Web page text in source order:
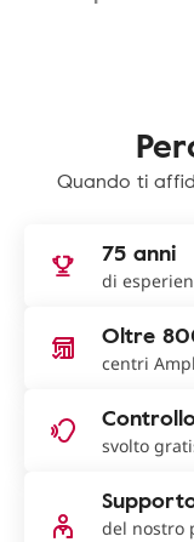
Quando ti
75 anni
di
Oltre
centri
svolto
del nostro